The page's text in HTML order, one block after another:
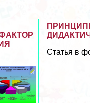
Статья в